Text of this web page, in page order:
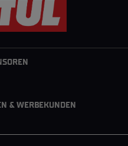
& WERBEKUNDEN